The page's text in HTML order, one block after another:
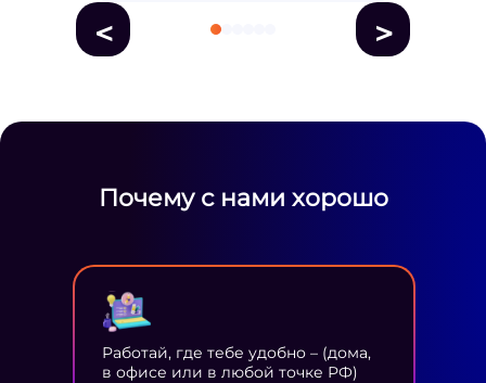
< >
Почему с нами хорошо
Работай, где тебе удобно – (дома,
в офисе или в любой точке РФ)